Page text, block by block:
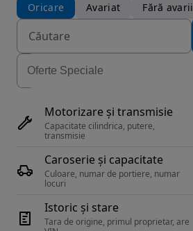
Oricare
Avariat Fără avarii
Motorizare și transmisie
Capacitate cilindrica, putere,
transmisie
Caroserie și capacitate
Culoare, numar de portiere, numar
locuri
Istoric și stare
Tara de origine, primul proprietar, are